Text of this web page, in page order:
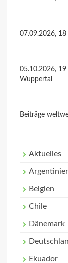
07.09.2026,
05.10.2026, 19
Wuppertal
Beiträge
Aktuelles
Belgien
Chile
Dänemark
Ekuador